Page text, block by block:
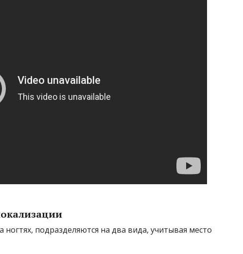
подразделяются на два вида, учитывая место